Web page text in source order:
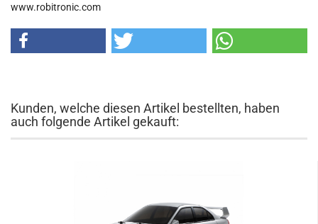
www.robitronic.com
Kunden, welche diesen Artikel bestellten, haben
auch folgende Artikel gekauft: